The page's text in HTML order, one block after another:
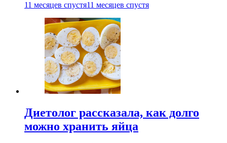
11 месяцев спустя11 месяцев спустя
Диетолог рассказала, как долго
можно хранить яйца